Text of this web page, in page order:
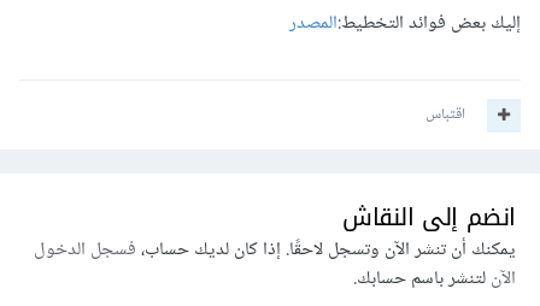
إليك بعض فوائد التخطيط:المصدر
اقتباس
انضم إلى النقاش
يمكنك أن تنشر الآن وتسجل لاحقًا. إذا كان لديك حساب،فسجل الدخول
الآنلتنشر باسم حسابك.